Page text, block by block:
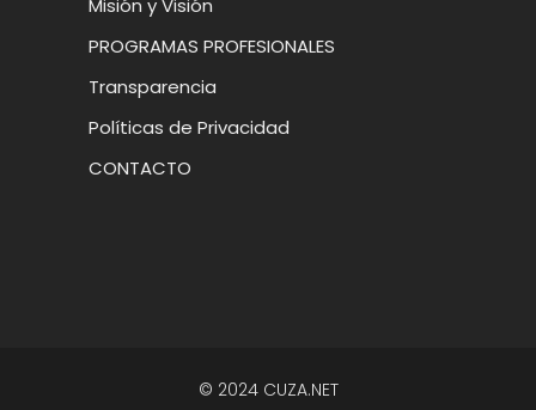
PROGRAMAS PROFESIONALES
Transparencia
Políticas de Privacidad
CONTACTO
© 2024 CUZA.NET